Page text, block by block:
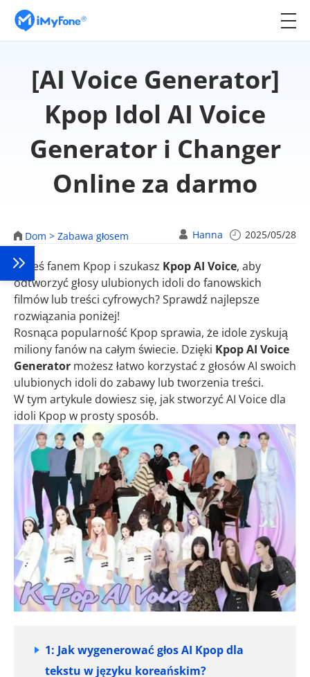
[AI Voice Generator]
Kpop Idol AI Voice
Generator i Changer
Online za darmo
Dom > Zabawa głosem Hanna 2025/05/28
Jesteś fanem Kpop i szukasz Kpop AI Voice, aby
odtworzyć głosy ulubionych idoli do fanowskich
filmów lub treści cyfrowych? Sprawdź najlepsze
rozwiązania poniżej!
Rosnąca popularność Kpop sprawia, że idole zyskują
miliony fanów na całym świecie. Dzięki Kpop AI Voice
Generator możesz łatwo korzystać z głosów AI swoich
ulubionych idoli do zabawy lub tworzenia treści.
W tym artykule dowiesz się, jak stworzyć AI Voice dla
idoli Kpop w prosty sposób.
1: Jak wygenerować głos AI Kpop dla
tekstu w języku koreańskim?